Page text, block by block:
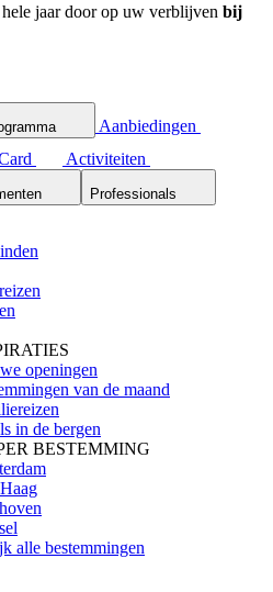
jaar door op uw verblijven bij
Aanbiedingen
Activiteiten
Professionals
openingen
van de maand
in de bergen
BESTEMMING
alle bestemmingen